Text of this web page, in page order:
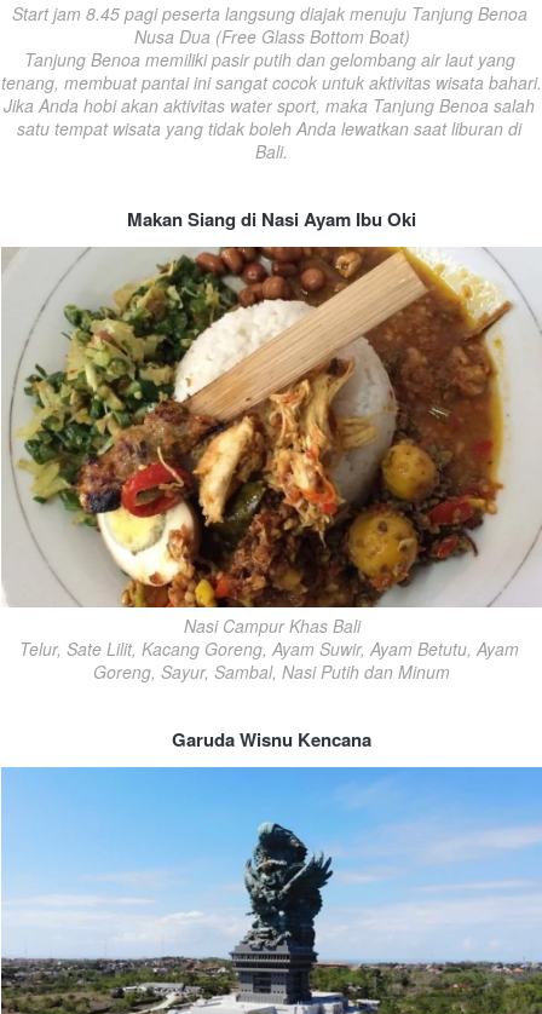
Start jam 8.45 pagi peserta langsung diajak menuju Tanjung Benoa
Nusa Dua (Free Glass Bottom Boat)
Tanjung Benoa memiliki pasir putih dan gelombang air laut yang
tenang, membuat pantai ini sangat cocok untuk aktivitas wisata bahari.
Jika Anda hobi akan aktivitas water sport, maka Tanjung Benoa salah
satu tempat wisata yang tidak boleh Anda lewatkan saat liburan di
Bali.
Makan Siang di Nasi Ayam Ibu Oki
Nasi Campur Khas Bali
Telur, Sate Lilit, Kacang Goreng, Ayam Suwir, Ayam Betutu, Ayam
Goreng, Sayur, Sambal, Nasi Putih dan Minum
Garuda Wisnu Kencana